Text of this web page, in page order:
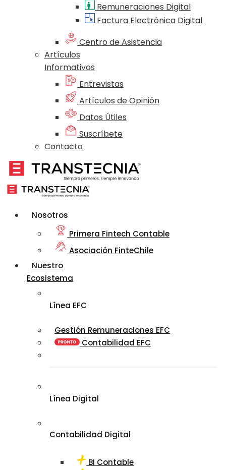
Remuneraciones Digital
Factura Electrónica Digital
Centro de Asistencia
Artículos
Informativos
Entrevistas
Artículos de Opinión
Datos Útiles
Suscríbete
Contacto
Nosotros
Primera Fintech Contable
Asociación FinteChile
Nuestro
Ecosistema
Línea EFC
Gestión Remuneraciones EFC
Contabilidad EFC
Línea Digital
Contabilidad Digital
BI Contable